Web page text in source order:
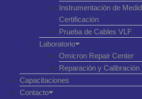
Instrumentación de
Certificación
Prueba de Cables VLF
Laboratorio
Omicron Repair Center
Reparación y Calibración
Capacitaciones
Contacto